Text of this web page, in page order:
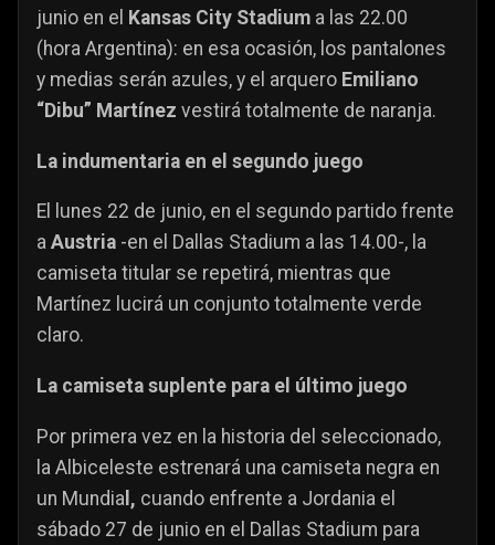
junio en el Kansas City Stadium a las 22.00
(hora Argentina): en esa ocasión, los pantalones
y medias serán azules, y el arquero Emiliano
“Dibu” Martínez vestirá totalmente de naranja.
La indumentaria en el segundo juego
El lunes 22 de junio, en el segundo partido frente
a Austria -en el Dallas Stadium a las 14.00-, la
camiseta titular se repetirá, mientras que
Martínez lucirá un conjunto totalmente verde
claro.
La camiseta suplente para el último juego
Por primera vez en la historia del seleccionado,
la Albiceleste estrenará una camiseta negra en
un Mundia l, cuando enfrente a Jordania el
sábado 27 de junio en el Dallas Stadium para